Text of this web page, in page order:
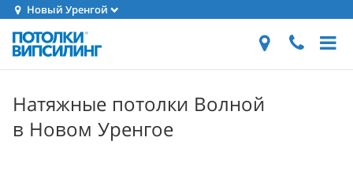
Новый Уренгой
Натяжные потолки Волной
в Новом Уренгое